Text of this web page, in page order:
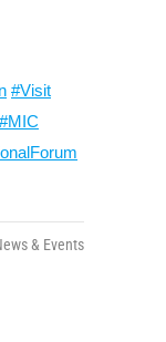
#Visit
#MIC
& Events